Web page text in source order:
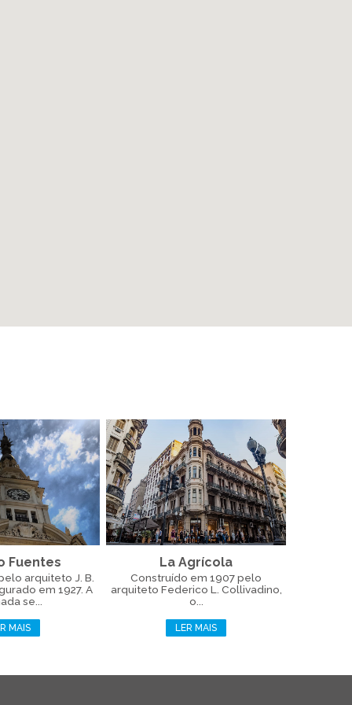
Fuentes
arquiteto J. B.
em 1927. A
se...
MAIS
La Agrícola
Construído em 1907 pelo
arquiteto Federico L. Collivadino,
o...
LER MAIS